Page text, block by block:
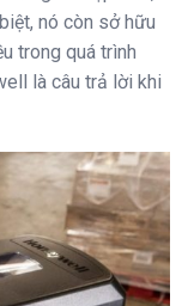
nó còn sở hữu
trong quá trình
là câu trả lời khi